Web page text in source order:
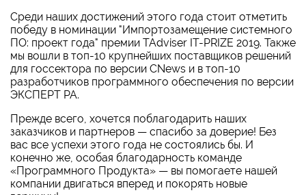
Среди наших достижений этого года стоит отметить
победу в номинации "Импортозамещение системного
ПО: проект года" премии TAdviser IT-PRIZE 2019. Также
мы вошли в топ-10 крупнейших поставщиков решений
для госсектора по версии CNews и в топ-10
разработчиков программного обеспечения по версии
ЭКСПЕРТ РА.
Прежде всего, хочется поблагодарить наших
заказчиков и партнеров — спасибо за доверие! Без
вас все успехи этого года не состоялись бы. И
конечно же, особая благодарность команде
«Программного Продукта» — вы помогаете нашей
компании двигаться вперед и покорять новые